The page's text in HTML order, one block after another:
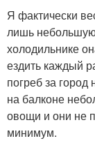
Я фактически
лишь небольшую
холодильнике
ездить каждый
погреб за
на балконе
овощи и они не
минимум.